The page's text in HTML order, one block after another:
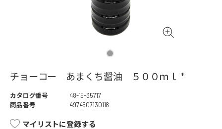
チョーコー あまくち醤油 ５００ｍｌ *
カタログ番号
48-15-35717
商品番号
4974507130118
マイリストに登録する